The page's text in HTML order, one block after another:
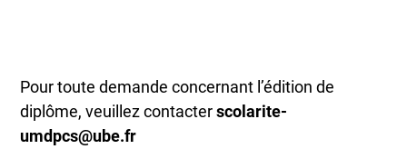
Pour toute demande concernant l’édition de
diplôme, veuillez contacterscolarite-
umdpcs@ube.fr